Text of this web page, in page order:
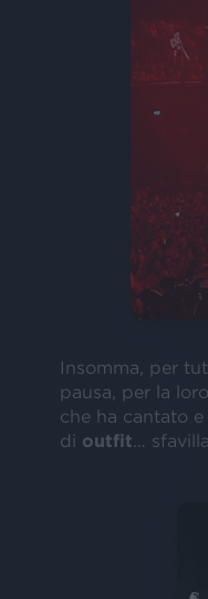
Insomma, per
pausa, per la
che ha cantato
di outfit …